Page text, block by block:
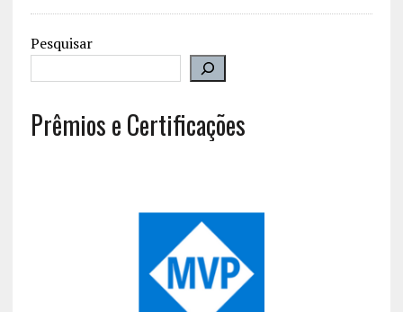
Pesquisar
Prêmios e Certificações